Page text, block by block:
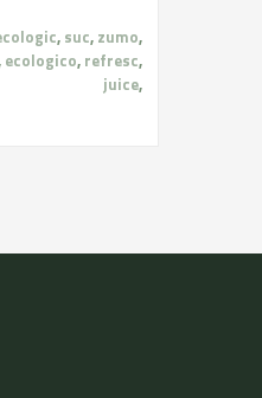
, suc, zumo,
ecologico, refresc,
juice,